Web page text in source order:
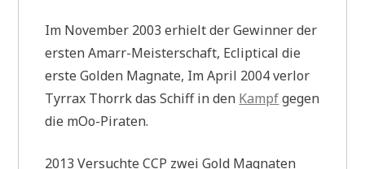
Im November 2003 erhielt der Gewinner der
ersten Amarr-Meisterschaft, Ecliptical die
erste Golden Magnate, Im April 2004 verlor
Tyrrax Thorrk das Schiff in den Kampfgegen
die mOo-Piraten.
2013 Versuchte CCP zwei Gold Magnaten